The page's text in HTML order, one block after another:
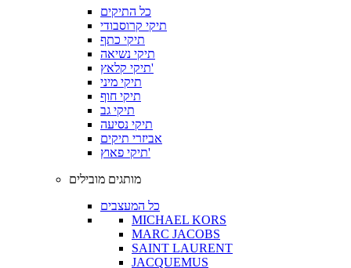
כל התיקים
תיקי קרוסבודי
תיקי כתף
תיקי נשיאה
תיקי קלאץ'
תיקי מיני
תיקי חוף
תיקי גב
תיקי נסיעה
אביזרי תיקים
תיקי פאוץ'
מותגים מובילים
כל המעצבים
MICHAEL KORS
MARC JACOBS
SAINT LAURENT
JACQUEMUS